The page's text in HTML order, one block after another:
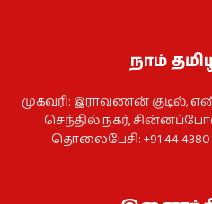
நாம்
முகவரி: இராவணன் குடில்,
செந்தில் நகர்,
தொலைபேசி: +91 44 4380